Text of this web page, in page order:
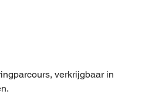
verkrijgbaar in